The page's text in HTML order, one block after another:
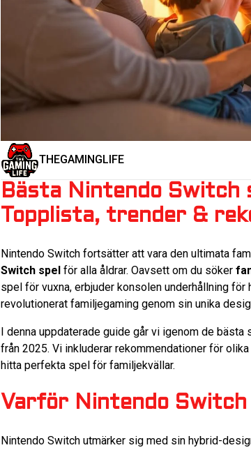
THEGAMINGLIFE
Bästa Nintendo Switch
Topplista, trender &
Nintendo Switch fortsätter att vara den ultimata
Switch spel för alla åldrar. Oavsett om du söker
spel för vuxna, erbjuder konsolen underhållning
revolutionerat familjegaming genom sin unika
I denna uppdaterade guide går vi igenom de
från 2025. Vi inkluderar rekommendationer för
hitta perfekta spel för familjekvällar.
Varför Nintendo
Nintendo Switch utmärker sig med sin hybrid-